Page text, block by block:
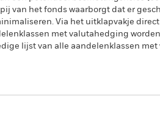
van het fonds waarborgt dat er
Via het uitklapvakje
met valutahedging
lijst van alle aandelenklassen